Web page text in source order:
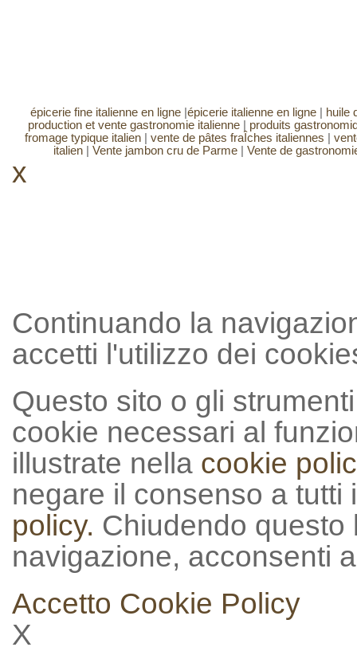
épicerie fine italienne en ligne|épicerie italienne en ligne| huile
production et vente gastronomie italienne| produits
fromage typique italien | vente de pâtes fraÎches italiennes |
italien| Vente jambon cru de Parme| Vente de
x
Continuando la
accetti l'utilizzo dei
Questo sito o gli
cookie necessari al
illustrate nella cookie
negare il consenso a
policy. Chiudendo
navigazione, acconsenti
Accetto Cookie Policy
X